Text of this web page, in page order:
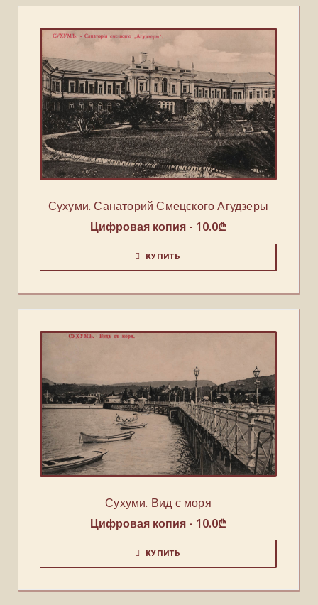
Сухуми. Санаторий Смецского Агудзеры
Цифровая копия - 10.0₾
КУПИТЬ
Сухуми. Вид с моря
Цифровая копия - 10.0₾
КУПИТЬ